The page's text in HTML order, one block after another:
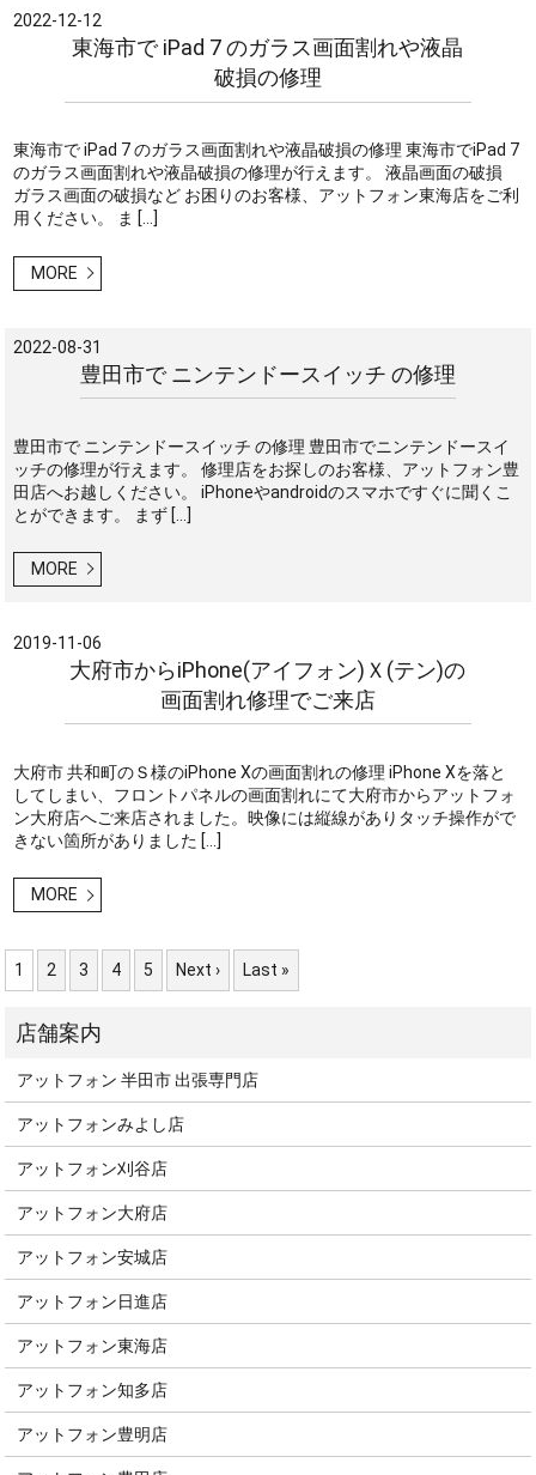
2022-12-12
東海市で iPad 7 のガラス画面割れや液晶
破損の修理
東海市で iPad 7 のガラス画面割れや液晶破損の修理 東海市でiPad 7
のガラス画面割れや液晶破損の修理が行えます。 液晶画面の破損
ガラス画面の破損など お困りのお客様、アットフォン東海店をご利
用ください。 ま […]
MORE
2022-08-31
豊田市で ニンテンドースイッチ の修理
豊田市で ニンテンドースイッチ の修理 豊田市でニンテンドースイ
ッチの修理が行えます。 修理店をお探しのお客様、アットフォン豊
田店へお越しください。 iPhoneやandroidのスマホですぐに聞くこ
とができます。 まず […]
MORE
2019-11-06
大府市からiPhone(アイフォン)Ｘ(テン)の
画面割れ修理でご来店
大府市 共和町のＳ様のiPhone Xの画面割れの修理 iPhone Xを落と
してしまい、フロントパネルの画面割れにて大府市からアットフォ
ン大府店へご来店されました。映像には縦線がありタッチ操作がで
きない箇所がありました […]
MORE
1 2 3 4 5 Next › Last »
アットフォン 半田市 出張専門店
アットフォンみよし店
アットフォン刈谷店
アットフォン大府店
アットフォン安城店
アットフォン日進店
アットフォン東海店
アットフォン知多店
アットフォン豊明店